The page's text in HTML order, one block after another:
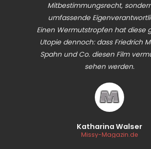
Mitbestimmungsrecht,
umfassende
Einen Wermutstropfen hat diese
Utopie dennoch: dass Friedrich
Spahn und Co. diesen Film
sehen werden.
Katharina Walser
Missy-Magazin.de